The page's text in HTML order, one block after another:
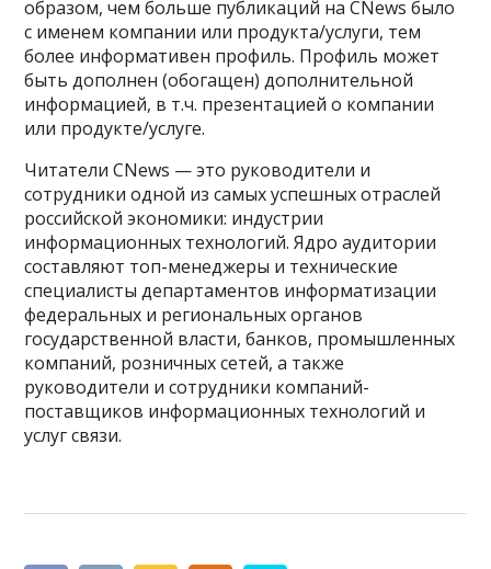
образом, чем больше публикаций на CNews было
с именем компании или продукта/услуги, тем
более информативен профиль. Профиль может
быть дополнен (обогащен) дополнительной
информацией, в т.ч. презентацией о компании
или продукте/услуге.
Читатели CNews — это руководители и
сотрудники одной из самых успешных отраслей
российской экономики: индустрии
информационных технологий. Ядро аудитории
составляют топ-менеджеры и технические
специалисты департаментов информатизации
федеральных и региональных органов
государственной власти, банков, промышленных
компаний, розничных сетей, а также
руководители и сотрудники компаний-
поставщиков информационных технологий и
услуг связи.